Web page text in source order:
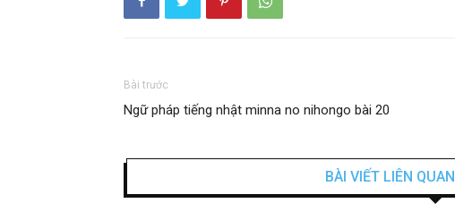
Bài trước
Ngữ pháp tiếng nhật minna no nihongo bài 20
BÀI VIẾT LIÊN QUAN